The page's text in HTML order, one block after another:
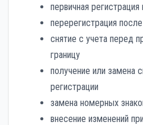
первичная регистрация
перерегистрация
снятие с учета перед
границу
получение или замена
регистрации
замена номерных
внесение изменений